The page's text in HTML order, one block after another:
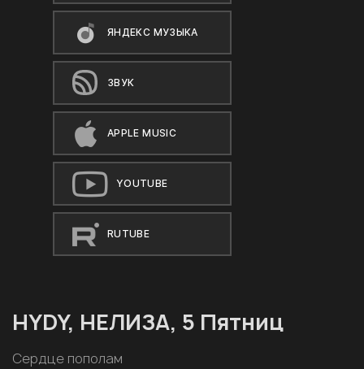
ЯНДЕКС МУЗЫКА
ЗВУК
APPLE MUSIC
YOUTUBE
RUTUBE
HYDY, НЕЛИЗА, 5 Пятниц
Сердце пополам